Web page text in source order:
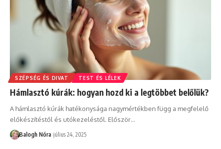
SZÉPSÉG ÉS DIVAT TEST ÉS LÉLEK
Hámlasztó kúrák: hogyan hozd ki a legtöbbet belőlük?
A hámlasztó kúrák hatékonysága nagymértékben függ a megfelelő
előkészítéstől és utókezeléstől. Először…
Balogh Nóra július 24, 2025